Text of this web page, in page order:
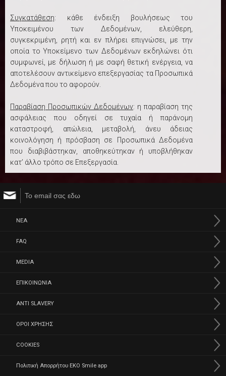
Συγκατάθεση: κάθε ένδειξη βουλήσεως του
Υποκειμένου των Δεδομένων, ελεύθερη,
συγκεκριμένη, ρητή και εν πλήρει επιγνώσει, με την
οποία το Υποκείμενο των Δεδομένων εκδηλώνει ότι
συμφωνεί, με δήλωση ή με σαφή θετική ενέργεια, να
αποτελέσουν αντικείμενο επεξεργασίας τα Προσωπικά
Δεδομένα που το αφορούν.
Παραβίαση Προσωπικών Δεδομένων: η παραβίαση της
ασφάλειας που οδηγεί σε τυχαία ή παράνομη
καταστροφή, απώλεια, μεταβολή, άνευ άδειας
κοινολόγηση ή πρόσβαση σε Προσωπικά Δεδομένα
που διαβιβάστηκαν, αποθηκεύτηκαν ή υποβλήθηκαν
κατ’ άλλο τρόπο σε Επεξεργασία.